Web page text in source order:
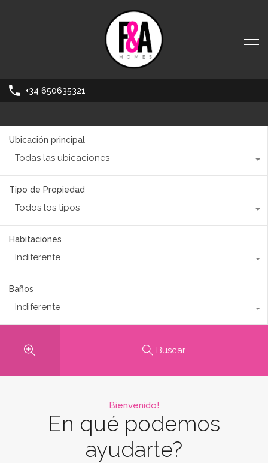
+34 650635321
Ubicación principal
Todas las ubicaciones
Tipo de Propiedad
Todos los tipos
Habitaciones
Indiferente
Baños
Indiferente
Buscar
Bienvenido!
En qué podemos
ayudarte?